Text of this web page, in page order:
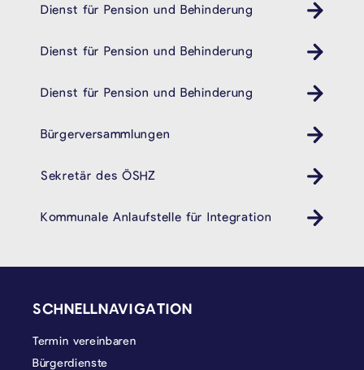
Dienst für Pension und Behinderung
Behindertendienst Pension- und Behindertendienst
Dienst für Pension und Behinderung
Behindertendienst Pension- und Behindertendienst
Dienst für Pension und Behinderung
Behindertendienst Pension- und Behindertendienst
Bürgerversammlungen
Sekretär des ÖSHZ
Kommunale Anlaufstelle für Integration
SCHNELLNAVIGATION
Termin vereinbaren
Bürgerdienste